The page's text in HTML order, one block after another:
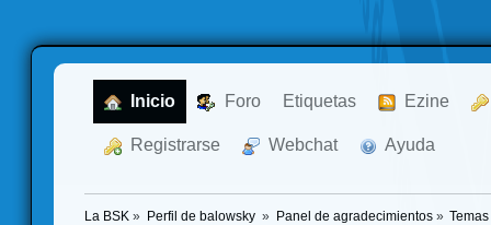
Inicio Foro Etiquetas Ezine
Registrarse Webchat Ayuda
La BSK » Perfil de balowsky » Panel de agradecimientos»